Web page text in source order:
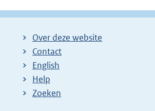
Over deze website
Contact
English
Help
Zoeken